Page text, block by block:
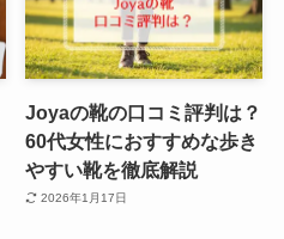
Joyaの靴の口コミ評判は？
60代女性におすすめな歩き
やすい靴を徹底解説
2026年1月17日